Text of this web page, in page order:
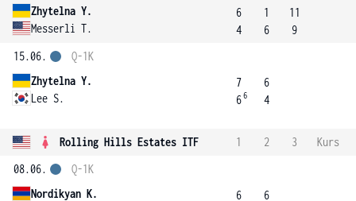
Zhytelna Y.
Messerli T.
6
4
1
6
11
9
15.06.
Zhytelna Y.
Lee S.
Q-1K
7
66
6
4
Rolling Hills Estates ITF 1 2 3
Kurs
08.06.
Nordikyan K.
Q-1K
6
6